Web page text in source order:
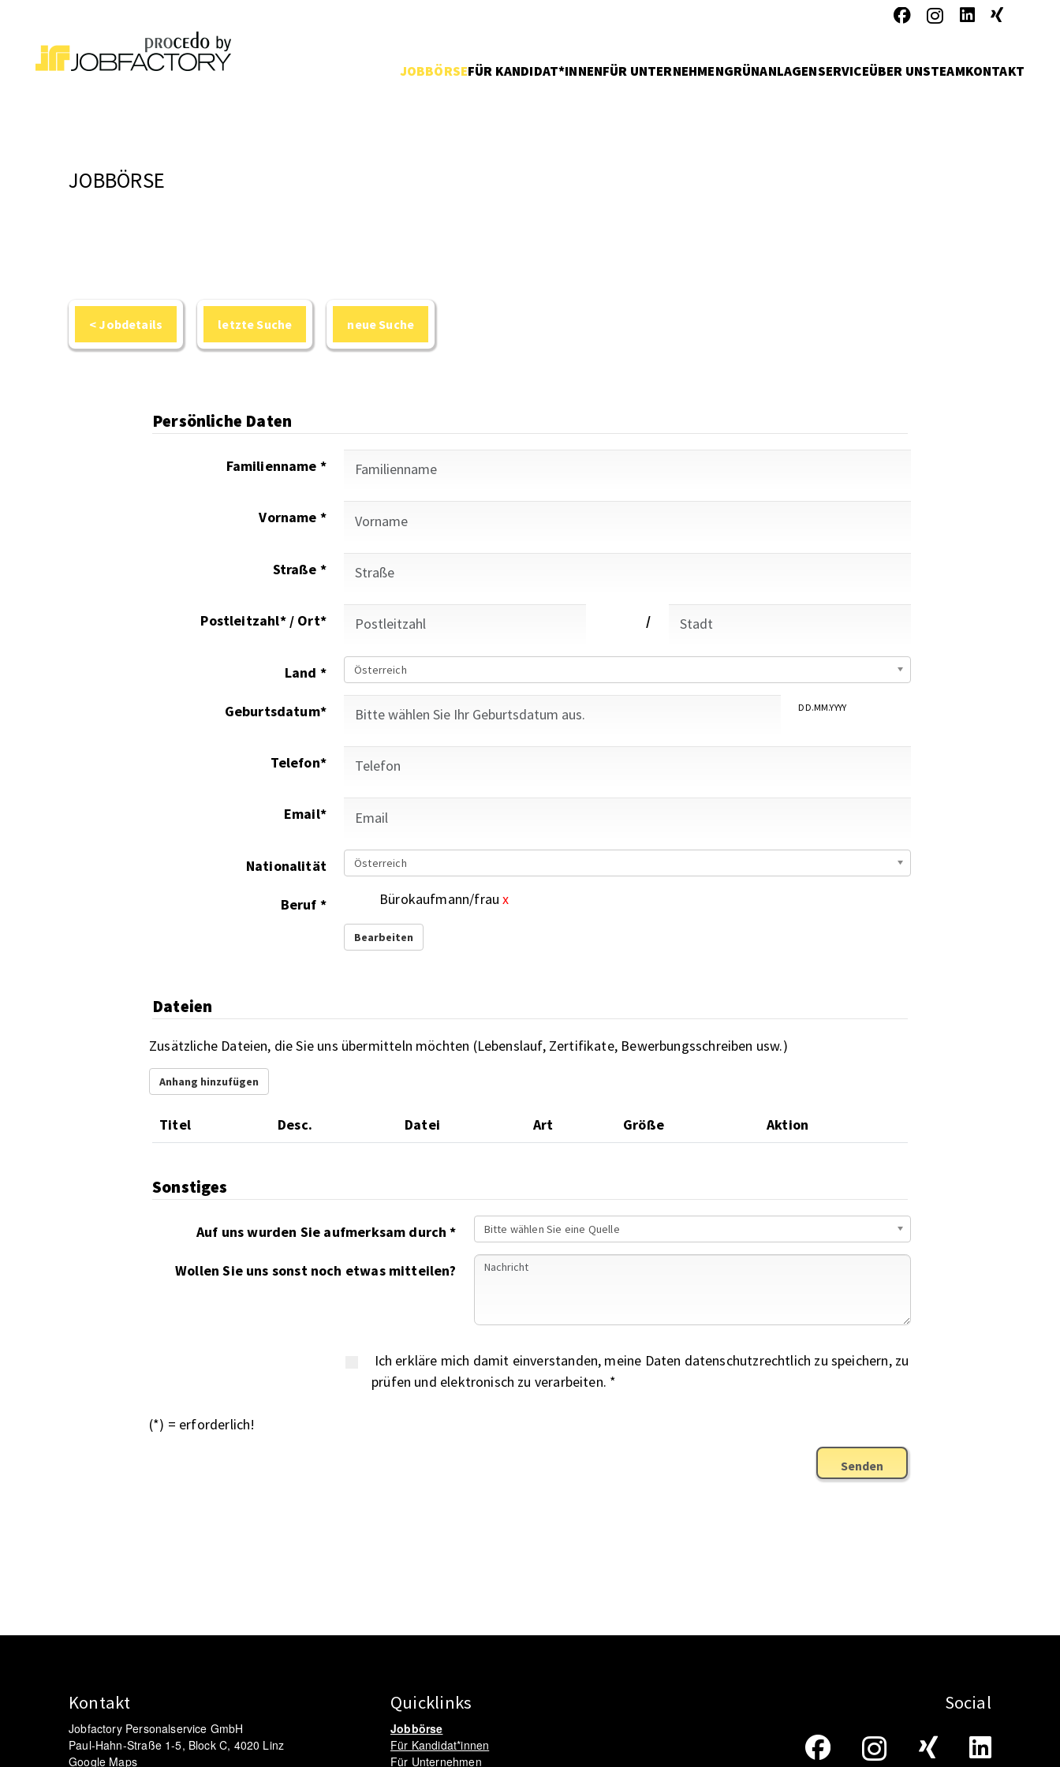
JOBBÖRSEFÜR KANDIDAT*INNENFÜR UNTERNEHMENGRÜNANLAGENSERVICEÜBER UNSTEAMKONTAKT
JOBBÖRSE
< Jobdetails letzte Suche neue Suche
Persönliche Daten
Familienname *
Vorname *
Straße *
Postleitzahl* / Ort* /
Land * Österreich
Geburtsdatum* DD.MM.YYYY
Telefon*
Email*
Nationalität Österreich
Beruf * Bürokaufmann/frau x
Bearbeiten
Dateien
Zusätzliche Dateien, die Sie uns übermitteln möchten (Lebenslauf, Zertifikate, Bewerbungsschreiben usw.)
Anhang hinzufügen
Titel Desc. Datei Art Größe Aktion
Sonstiges
Auf uns wurden Sie aufmerksam durch * Bitte wählen Sie eine Quelle
Wollen Sie uns sonst noch etwas mitteilen?
Ich erkläre mich damit einverstanden, meine Daten datenschutzrechtlich zu speichern, zu
prüfen und elektronisch zu verarbeiten. *
(*) = erforderlich!
Senden
Kontakt
Jobfactory Personalservice GmbH
Paul-Hahn-Straße 1-5, Block C, 4020 Linz
Google Maps
Quicklinks
Jobbörse
Für Kandidat*innen
Für Unternehmen
Social